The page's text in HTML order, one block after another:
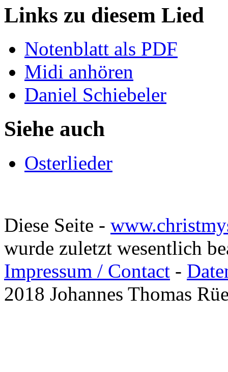
Links zu diesem Lied
Notenblatt als PDF
Midi anhören
Daniel Schiebeler
Siehe auch
Osterlieder
Diese Seite -
wurde zuletzt wesentlich
Impressum / Contact -
2018 Johannes Thomas